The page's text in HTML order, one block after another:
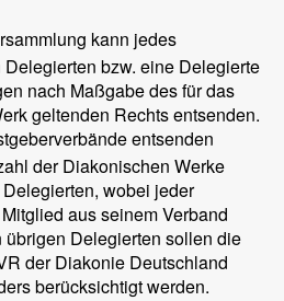
kann jedes
bzw. eine Delegierte
nach Maßgabe des für das
geltenden Rechts entsenden.
entsenden
der Diakonischen Werke
wobei jeder
aus seinem Verband
Delegierten sollen die
der Diakonie Deutschland
berücksichtigt werden.